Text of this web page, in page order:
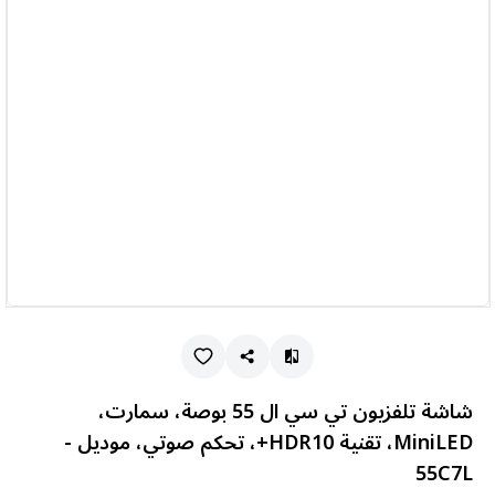
شاشة تلفزيون تي سي ال 55 بوصة، سمارت،
MiniLED، تقنية HDR10+، تحكم صوتي، موديل -
55C7L